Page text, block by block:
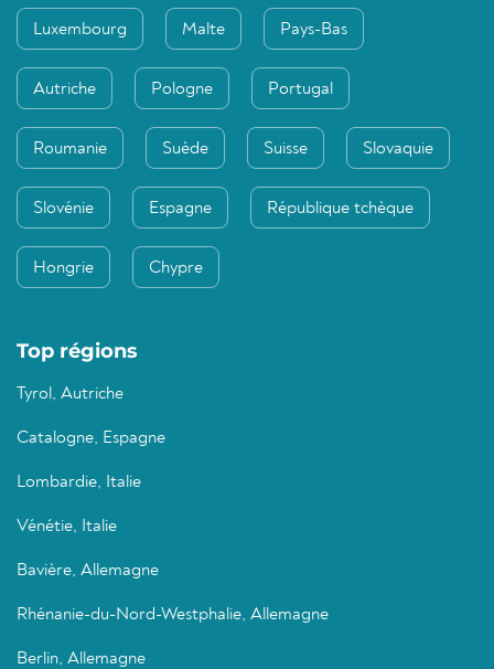
Luxembourg Malte Pays-Bas
Autriche Pologne Portugal
Roumanie Suède Suisse Slovaquie
Slovénie Espagne République tchèque
Hongrie Chypre
Top régions
Tyrol, Autriche
Catalogne, Espagne
Lombardie, Italie
Vénétie, Italie
Bavière, Allemagne
Rhénanie-du-Nord-Westphalie, Allemagne
Berlin, Allemagne